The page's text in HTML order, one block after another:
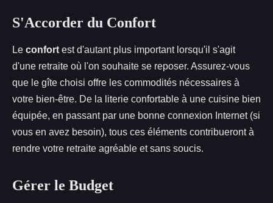
S'Accorder du Confort
Le confort est d'autant plus important lorsqu'il s'agit
d'une retraite où l'on souhaite se reposer. Assurez-vous
que le gîte choisi offre les commodités nécessaires à
votre bien-être. De la literie confortable à une cuisine bien
équipée, en passant par une bonne connexion Internet (si
vous en avez besoin), tous ces éléments contribueront à
rendre votre retraite agréable et sans soucis.
Gérer le Budget